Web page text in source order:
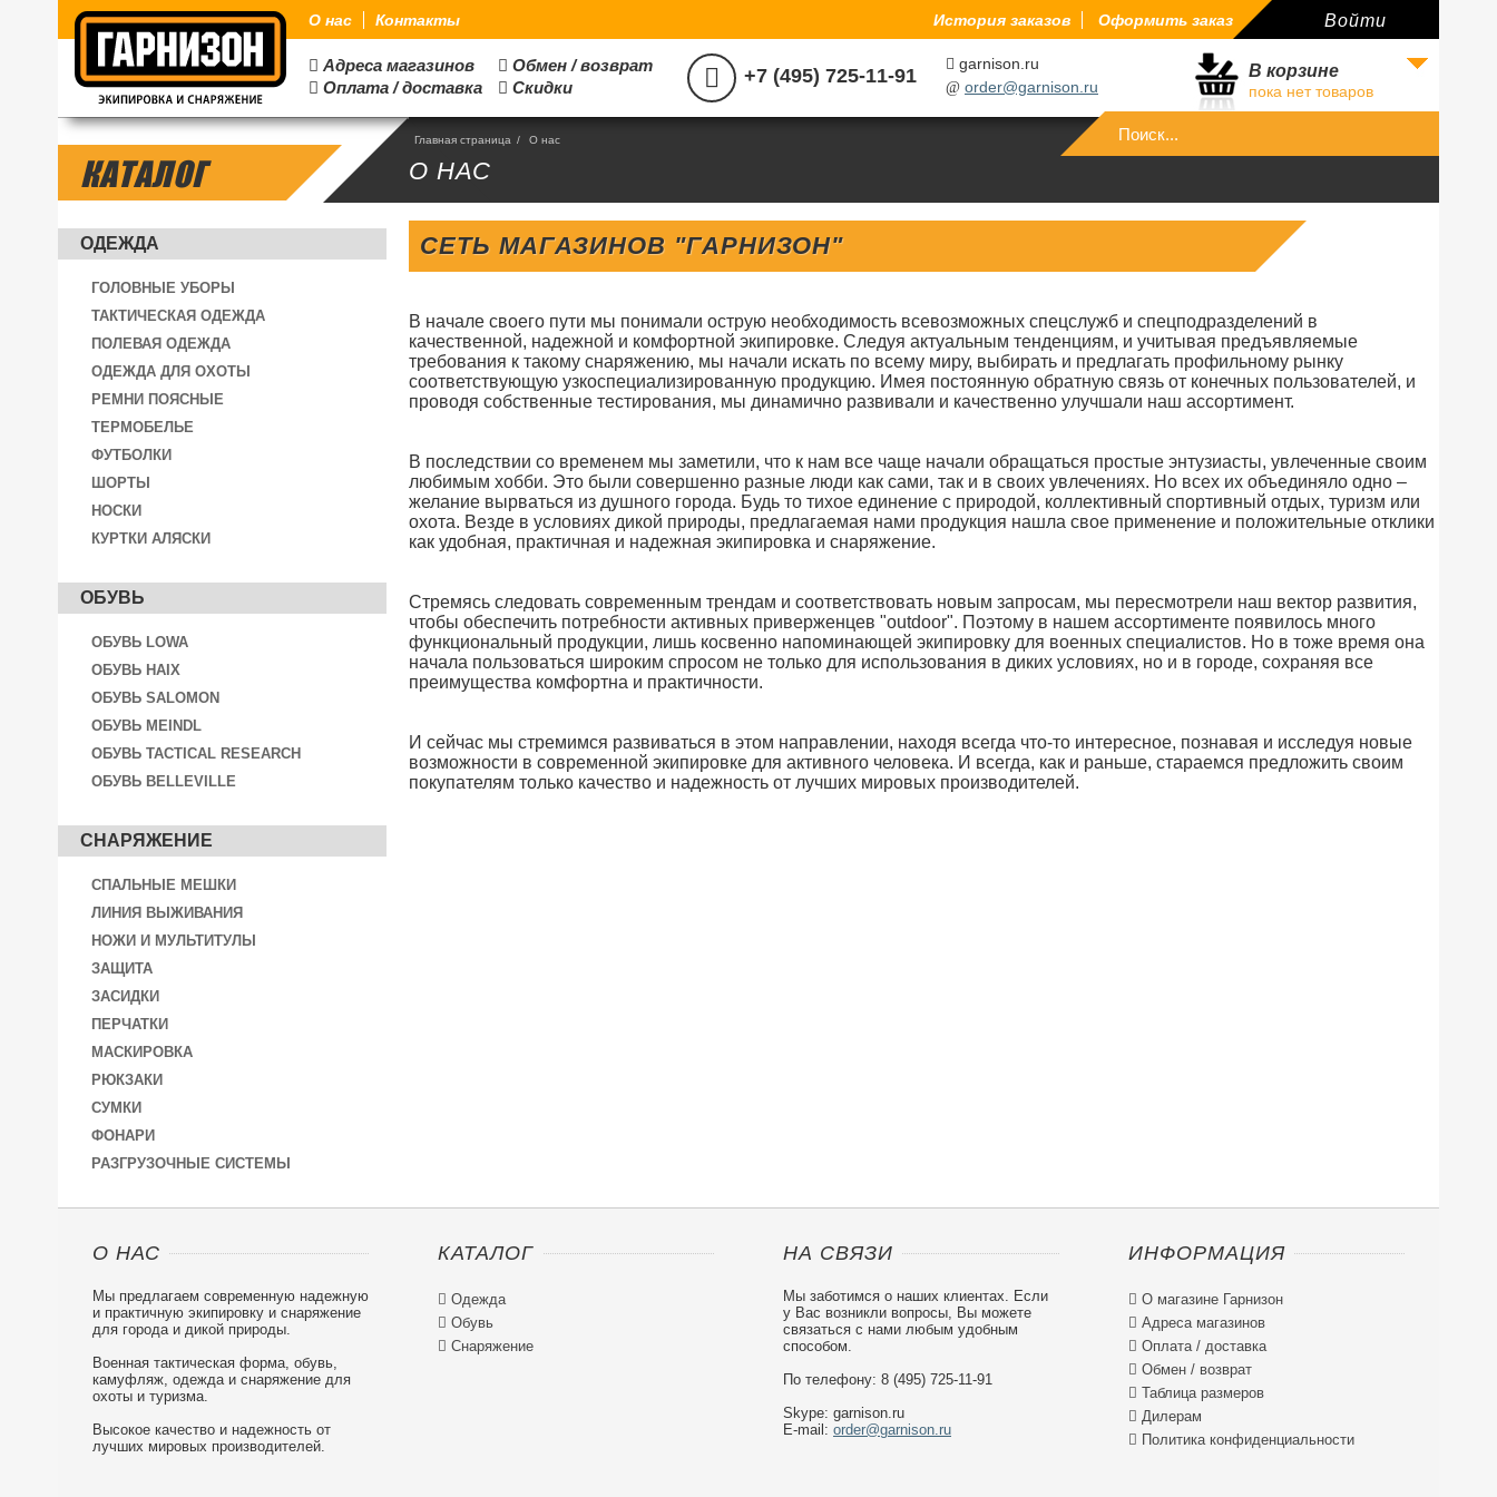
О нас Контакты Войти
История заказов Оформить заказ
 Адреса магазинов  Обмен / возврат
 Оплата / доставка  Скидки  +7 (495) 725-11-91
 garnison.ru
@ order@garnison.ru
В корзине
пока нет товаров
КАТАЛОГ
ОДЕЖДА
ГОЛОВНЫЕ УБОРЫ
ТАКТИЧЕСКАЯ ОДЕЖДА
ПОЛЕВАЯ ОДЕЖДА
ОДЕЖДА ДЛЯ ОХОТЫ
РЕМНИ ПОЯСНЫЕ
ТЕРМОБЕЛЬЕ
ФУТБОЛКИ
ШОРТЫ
НОСКИ
КУРТКИ АЛЯСКИ
ОБУВЬ
ОБУВЬ LOWA
ОБУВЬ HAIX
ОБУВЬ SALOMON
ОБУВЬ MEINDL
ОБУВЬ TACTICAL RESEARCH
ОБУВЬ BELLEVILLE
СНАРЯЖЕНИЕ
СПАЛЬНЫЕ МЕШКИ
ЛИНИЯ ВЫЖИВАНИЯ
НОЖИ И МУЛЬТИТУЛЫ
ЗАЩИТА
ЗАСИДКИ
ПЕРЧАТКИ
МАСКИРОВКА
РЮКЗАКИ
СУМКИ
ФОНАРИ
РАЗГРУЗОЧНЫЕ СИСТЕМЫ
Главная страница / О нас
О НАС
СЕТЬ МАГАЗИНОВ "ГАРНИЗОН"
В начале своего пути мы понимали острую необходимость всевозможных спецслужб и спецподразделений в
качественной, надежной и комфортной экипировке. Следуя актуальным тенденциям, и учитывая предъявляемые
требования к такому снаряжению, мы начали искать по всему миру, выбирать и предлагать профильному рынку
соответствующую узкоспециализированную продукцию. Имея постоянную обратную связь от конечных пользователей, и
проводя собственные тестирования, мы динамично развивали и качественно улучшали наш ассортимент.
В последствии со временем мы заметили, что к нам все чаще начали обращаться простые энтузиасты, увлеченные своим
любимым хобби. Это были совершенно разные люди как сами, так и в своих увлечениях. Но всех их объединяло одно –
желание вырваться из душного города. Будь то тихое единение с природой, коллективный спортивный отдых, туризм или
охота. Везде в условиях дикой природы, предлагаемая нами продукция нашла свое применение и положительные отклики
как удобная, практичная и надежная экипировка и снаряжение.
Стремясь следовать современным трендам и соответствовать новым запросам, мы пересмотрели наш вектор развития,
чтобы обеспечить потребности активных приверженцев "outdoor". Поэтому в нашем ассортименте появилось много
функциональный продукции, лишь косвенно напоминающей экипировку для военных специалистов. Но в тоже время она
начала пользоваться широким спросом не только для использования в диких условиях, но и в городе, сохраняя все
преимущества комфортна и практичности.
И сейчас мы стремимся развиваться в этом направлении, находя всегда что-то интересное, познавая и исследуя новые
возможности в современной экипировке для активного человека. И всегда, как и раньше, стараемся предложить своим
покупателям только качество и надежность от лучших мировых производителей.
О НАС
Мы предлагаем современную надежную
и практичную экипировку и снаряжение
для города и дикой природы.
Военная тактическая форма, обувь,
камуфляж, одежда и снаряжение для
охоты и туризма.
Высокое качество и надежность от
лучших мировых производителей.
КАТАЛОГ
 Одежда
 Обувь
 Снаряжение
НА СВЯЗИ
Мы заботимся о наших клиентах. Если
у Вас возникли вопросы, Вы можете
связаться с нами любым удобным
способом.
По телефону: 8 (495) 725-11-91
Skype: garnison.ru
E-mail: order@garnison.ru
ИНФОРМАЦИЯ
 О магазине Гарнизон
 Адреса магазинов
 Оплата / доставка
 Обмен / возврат
 Таблица размеров
 Дилерам
 Политика конфиденциальности